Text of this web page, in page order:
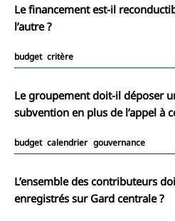
Le financement est-il
l’autre ?
budget critère
Le groupement doit-il déposer
subvention en plus de l’appel à
budget calendrier gouvernance
L’ensemble des contributeurs
enregistrés sur Gard centrale ?